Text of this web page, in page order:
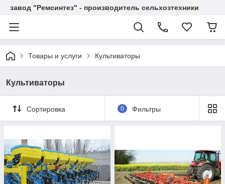
завод "Ремсинтез" - производитель сельхозтехники
Товары и услуги Культиваторы
Культиваторы
Сортировка 0 Фильтры